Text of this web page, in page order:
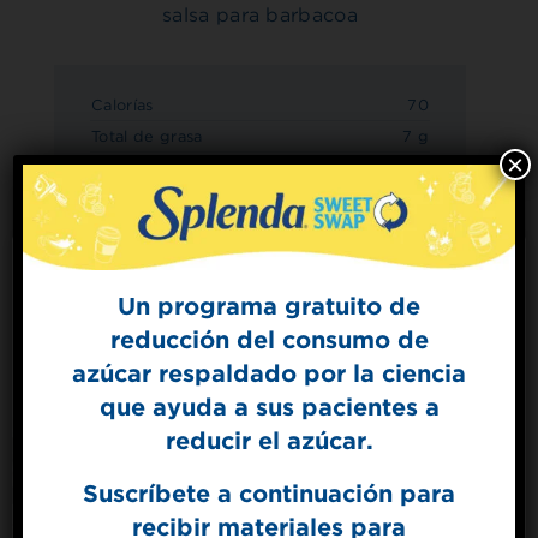
salsa para barbacoa
Calorías
70
Total de grasa
7 g
Grasa saturada
1 g
Colesterol
5mg
Sodio
250mg
Total de carbohidratos
5 g
Fibra dietética
0 g
Azúcares
1 g
Azúcares agregados
0 g
Contiene con Alulosa de 3g
Un programa gratuito de
reducción del consumo de
azúcar respaldado por la ciencia
que ayuda a sus pacientes a
reducir el azúcar.
Suscríbete a continuación para
recibir materiales para
×
The Sweet Dish
Get mouth-watering recipes from the